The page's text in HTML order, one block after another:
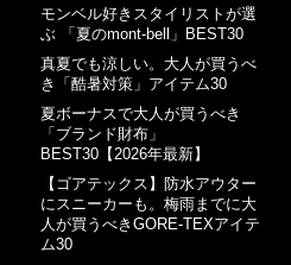
モンベル好きスタイリストが選
ぶ 「夏のmont-bell」BEST30
真夏でも涼しい。大人が買うべ
き「酷暑対策」アイテム30
夏ボーナスで大人が買うべき
「ブランド財布」
BEST30【2026年最新】
【ゴアテックス】防水アウター
にスニーカーも。梅雨までに大
人が買うべきGORE-TEXアイテ
ム30